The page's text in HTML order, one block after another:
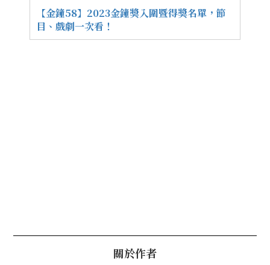
【金鐘58】2023金鐘獎入圍暨得獎名單，節
目、戲劇一次看！
關於作者